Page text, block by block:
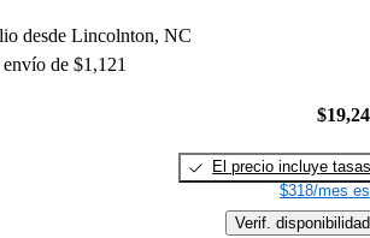
desde Lincolnton, NC
de $1,121
El precio incluye tasas
$318/mes
Verif. disponibilidad